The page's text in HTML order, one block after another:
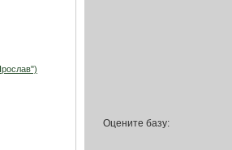
Оцените базу: